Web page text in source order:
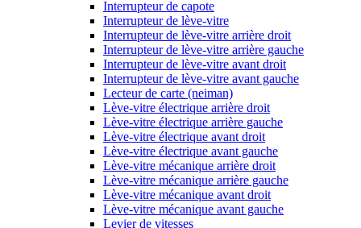
Interrupteur de capote
Interrupteur de lève-vitre
Interrupteur de lève-vitre arrière droit
Interrupteur de lève-vitre arrière gauche
Interrupteur de lève-vitre avant droit
Interrupteur de lève-vitre avant gauche
Lecteur de carte (neiman)
Lève-vitre électrique arrière droit
Lève-vitre électrique arrière gauche
Lève-vitre électrique avant droit
Lève-vitre électrique avant gauche
Lève-vitre mécanique arrière droit
Lève-vitre mécanique arrière gauche
Lève-vitre mécanique avant droit
Lève-vitre mécanique avant gauche
Levier de vitesses